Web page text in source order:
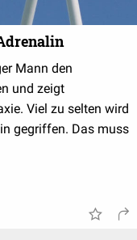
Mann den
und zeigt
Viel zu selten wird
gegriffen. Das muss